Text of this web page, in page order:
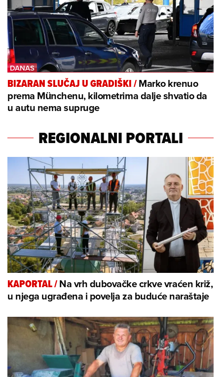
BIZARAN SLUČAJ U GRADIŠKI/Marko krenuo
prema Münchenu, kilometrima dalje shvatio da
u autu nema supruge
REGIONALNI PORTALI
KAPORTAL/Na vrh dubovačke crkve vraćen križ,
u njega ugrađena i povelja za buduće naraštaje